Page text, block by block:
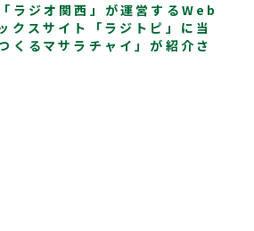
ラジオ関西」が運営するWeb
クスサイト「ラジトピ」に当
くるマサラチャイ」が紹介さ